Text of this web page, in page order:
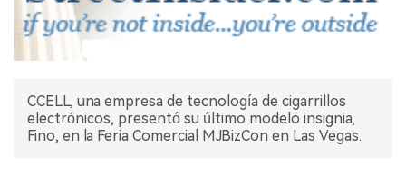
DATOS
ENTREVISTA
CCELL, una empresa de tecnología de cigarrillos
electrónicos, presentó su último modelo insignia,
Fino, en la Feria Comercial MJBizCon en Las Vegas.